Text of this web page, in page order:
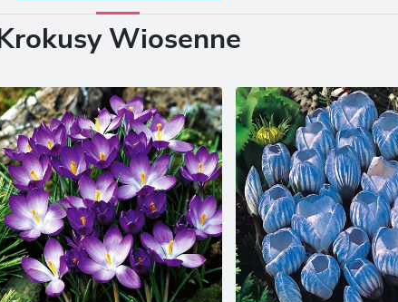
Krokusy Wiosenne